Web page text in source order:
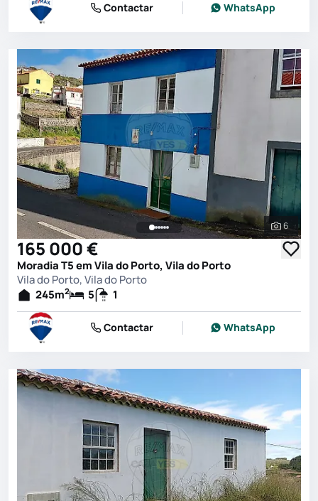
Contactar WhatsApp
Ver
6
165 000 €
Moradia T5 em Vila do Porto, Vila do Porto
Vila do Porto, Vila do Porto
245m2 5 1
Contactar WhatsApp